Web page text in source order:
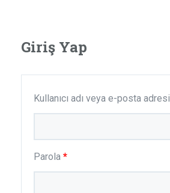
Giriş Yap
Kullanıcı adı veya e-posta adresi
Parola *